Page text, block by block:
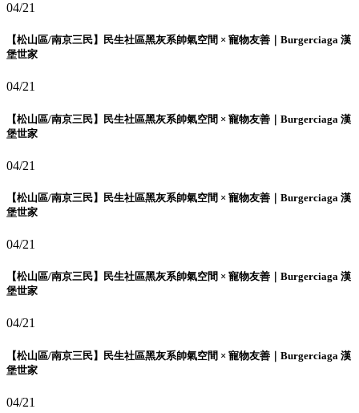
04/21
【松山區/南京三民】民生社區黑灰系帥氣空間 × 寵物友善｜Burgerciaga 漢
堡世家
04/21
【松山區/南京三民】民生社區黑灰系帥氣空間 × 寵物友善｜Burgerciaga 漢
堡世家
04/21
【松山區/南京三民】民生社區黑灰系帥氣空間 × 寵物友善｜Burgerciaga 漢
堡世家
04/21
【松山區/南京三民】民生社區黑灰系帥氣空間 × 寵物友善｜Burgerciaga 漢
堡世家
04/21
【松山區/南京三民】民生社區黑灰系帥氣空間 × 寵物友善｜Burgerciaga 漢
堡世家
04/21